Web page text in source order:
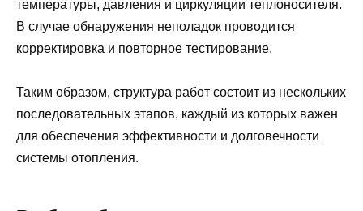
температуры, давления и циркуляции теплоносителя.
В случае обнаружения неполадок проводится
корректировка и повторное тестирование.
Таким образом, структура работ состоит из нескольких
последовательных этапов, каждый из которых важен
для обеспечения эффективности и долговечности
системы отопления.